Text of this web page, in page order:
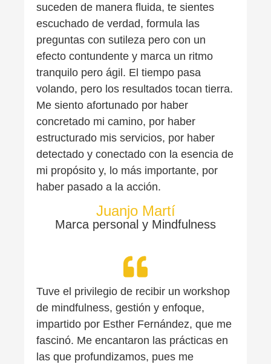
suceden de manera fluida, te sientes
escuchado de verdad, formula las
preguntas con sutileza pero con un
efecto contundente y marca un ritmo
tranquilo pero ágil. El tiempo pasa
volando, pero los resultados tocan tierra.
Me siento afortunado por haber
concretado mi camino, por haber
estructurado mis servicios, por haber
detectado y conectado con la esencia de
mi propósito y, lo más importante, por
haber pasado a la acción.
Juanjo Martí
Marca personal y Mindfulness
Tuve el privilegio de recibir un workshop
de mindfulness, gestión y enfoque,
impartido por Esther Fernández, que me
fascinó. Me encantaron las prácticas en
las que profundizamos, pues me